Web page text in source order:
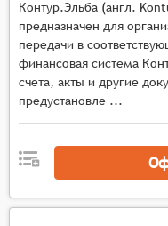
анализ
принятие
Регистрация
несколькими
для удобства
выборе
может
из внешних
Контур.Эльба (англ.
предназначен для
передачи в
финансовая система
счета, акты и другие
предустановле ...